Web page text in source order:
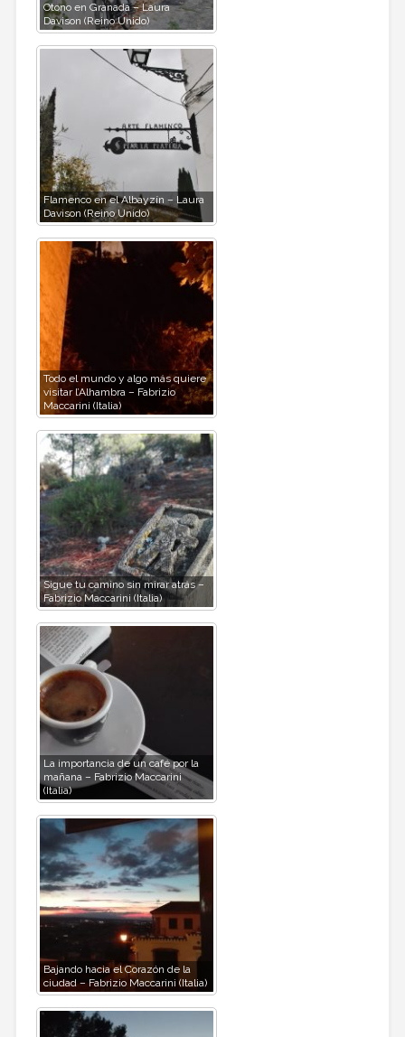
Otono en Granada – Laura
Davison (Reino Unido)
Flamenco en el Albayzín – Laura
Davison (Reino Unido)
Todo el mundo y algo más quiere
visitar l’Alhambra – Fabrizio
Maccarini (Italia)
Sigue tu camino sin mirar atrás –
Fabrizio Maccarini (Italia)
La importancia de un café por la
mañana – Fabrizio Maccarini
(Italia)
Bajando hacia el Corazón de la
ciudad – Fabrizio Maccarini (Italia)